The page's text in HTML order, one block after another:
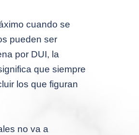
cuando se
pueden ser
por DUI, la
que siempre
los que figuran
no va a